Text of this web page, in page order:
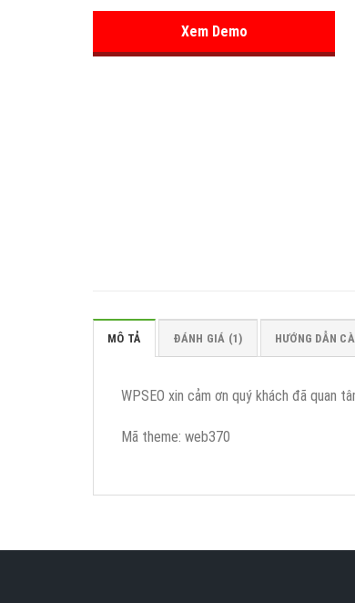
Xem Demo
MÔ TẢ ĐÁNH GIÁ (1) HƯỚNG DẪN
WPSEO xin cảm ơn quý khách đã quan
Mã theme: web370